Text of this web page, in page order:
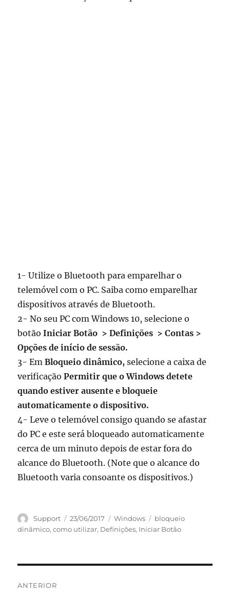
1- Utilize o Bluetooth para emparelhar o
telemóvel com o PC. Saiba como emparelhar
dispositivos através de Bluetooth.
2- No seu PC com Windows 10, selecione o
botãoIniciar Botão > Definições > Contas >
Opções de início de sessão.
3- EmBloqueio dinâmico, selecione a caixa de
verificaçãoPermitir que o Windows detete
quando estiver ausente e bloqueie
automaticamente o dispositivo.
4- Leve o telemóvel consigo quando se afastar
do PC e este será bloqueado automaticamente
cerca de um minuto depois de estar fora do
alcance do Bluetooth. (Note que o alcance do
Bluetooth varia consoante os dispositivos.)
Autor
Support
Publicado
em
23/06/2017 Categorias
Windows Etiquetas
bloqueio
dinâmico,como utilizar, Definições, Iniciar Botão
ANTERIOR